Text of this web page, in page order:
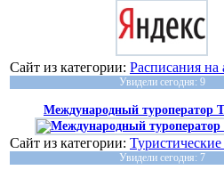
Сайт из категории: Расписания на
Увидели сегодня: 9
Международный туроператор
Сайт из категории:
Увидели сегодня: 7